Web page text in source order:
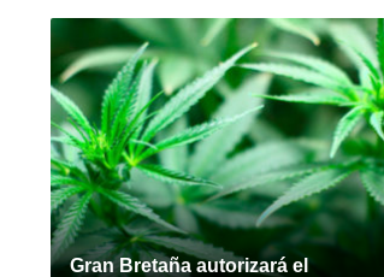
Gran Bretaña autorizará el